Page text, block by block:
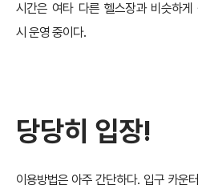
시간은 여타 다른 헬스장과 비슷하
시 운영 중이다.
당당히 입장!
이용방법은 아주 간단하다. 입구 카운